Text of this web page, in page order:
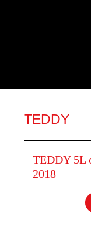
TEDDY
TEDDY 5L
2018